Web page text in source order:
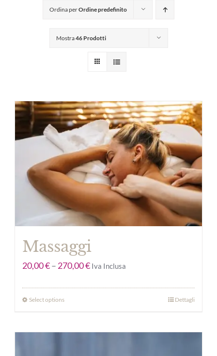
Ordina perOrdine predefinito
Mostra46 Prodotti
Massaggi
20,00€– 270,00€ Iva Inclusa
Select options Dettagli